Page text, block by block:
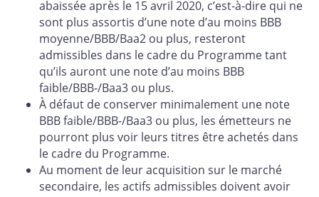
abaissée après le 15 avril 2020, c’est-à-dire qui ne
sont plus assortis d’une note d’au moins BBB
moyenne/BBB/Baa2 ou plus, resteront
admissibles dans le cadre du Programme tant
qu’ils auront une note d’au moins BBB
faible/BBB-/Baa3 ou plus.
À défaut de conserver minimalement une note
BBB faible/BBB-/Baa3 ou plus, les émetteurs ne
pourront plus voir leurs titres être achetés dans
le cadre du Programme.
Au moment de leur acquisition sur le marché
secondaire, les actifs admissibles doivent avoir